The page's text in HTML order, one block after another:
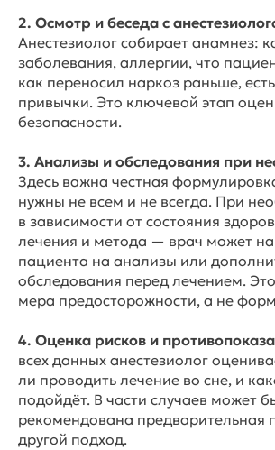
2. Осмотр и беседа с
Анестезиолог собирает анамнез:
заболевания, аллергии, что
как переносил наркоз раньше,
привычки. Это ключевой этап
безопасности.
3. Анализы и обследования при
Здесь важна честная
нужны не всем и не всегда. При
в зависимости от состояния
лечения и метода — врач может
пациента на анализы или
обследования перед лечением.
мера предосторожности, а не
4. Оценка рисков и
всех данных анестезиолог
ли проводить лечение во сне, и
подойдёт. В части случаев может
рекомендована предварительная
другой подход.